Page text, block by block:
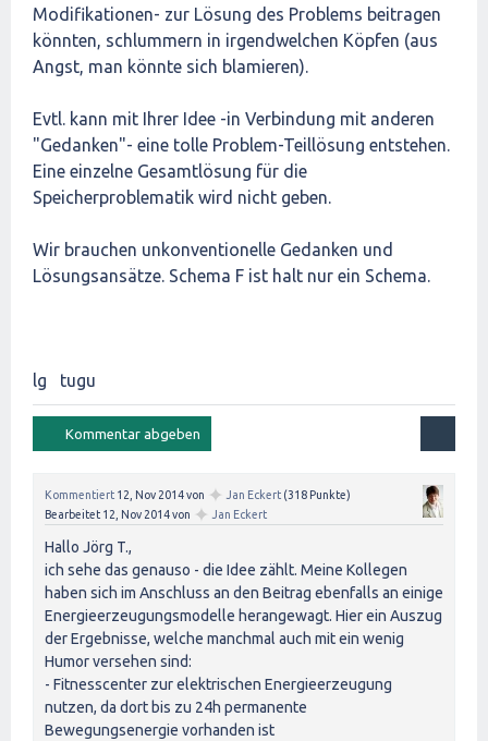
Modifikationen- zur Lösung des Problems beitragen
könnten, schlummern in irgendwelchen Köpfen (aus
Angst, man könnte sich blamieren).
Evtl. kann mit Ihrer Idee -in Verbindung mit anderen
"Gedanken"- eine tolle Problem-Teillösung entstehen.
Eine einzelne Gesamtlösung für die
Speicherproblematik wird nicht geben.
Wir brauchen unkonventionelle Gedanken und
Lösungsansätze. Schema F ist halt nur ein Schema.
lg tugu
Kommentiert 12, Nov 2014von ✦ Jan Eckert (318 Punkte)
Bearbeitet 12, Nov 2014von ✦ Jan Eckert
Hallo Jörg T.,
ich sehe das genauso - die Idee zählt. Meine Kollegen
haben sich im Anschluss an den Beitrag ebenfalls an einige
Energieerzeugungsmodelle herangewagt. Hier ein Auszug
der Ergebnisse, welche manchmal auch mit ein wenig
Humor versehen sind:
- Fitnesscenter zur elektrischen Energieerzeugung
nutzen, da dort bis zu 24h permanente
Bewegungsenergie vorhanden ist